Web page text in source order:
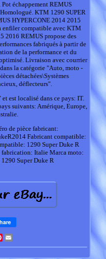
échappement REMUS
KTM 1290 SUPER
HYPERCONE 2014 2015
compatible avec KTM
2016 REMUS propose des
fabriqués à partir de
de la performance et du
Livraison avec courrier
la catégorie "Auto, moto -
détachées\Systèmes
déflecteurs".
est localisé dans ce pays: IT.
suivants: Amérique, Europe,
de pièce fabricant:
Fabricant compatible:
1290 Super Duke R
fabrication: Italie Marca moto:
Super Duke R
Pinterest